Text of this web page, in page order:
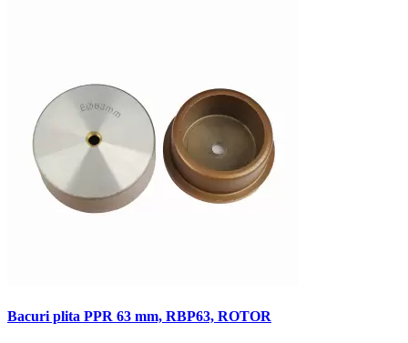
Bacuri plita PPR 63 mm, RBP63, ROTOR